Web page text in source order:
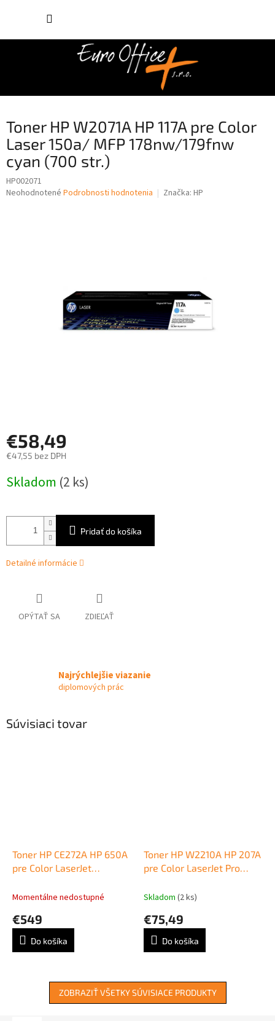
Toner HP W2071A HP 117A pre Color
Laser 150a/ MFP 178nw/179fnw
cyan (700 str.)
HP002071
Priemerné
Neohodnotené Podrobnosti hodnotenia Značka: HP
€58,49
€47,55 bez DPH
cena:
Skladom (2 ks)
Pridať do košíka
Detailné informácie
OPÝTAŤ SA ZDIEĽAŤ
Najrýchlejšie viazanie
diplomových prác
Súvisiaci tovar
Toner HP CE272A HP 650A
pre Color LaserJet
yellow (15.000 str.)
Momentálne nedostupné
€549
Do košíka
Toner HP W2210A HP 207A
pre Color LaserJet Pro
black (1.350 str.)
Skladom (2 ks)
€75,49
Do košíka
ZOBRAZIŤ VŠETKY SÚVISIACE PRODUKTY